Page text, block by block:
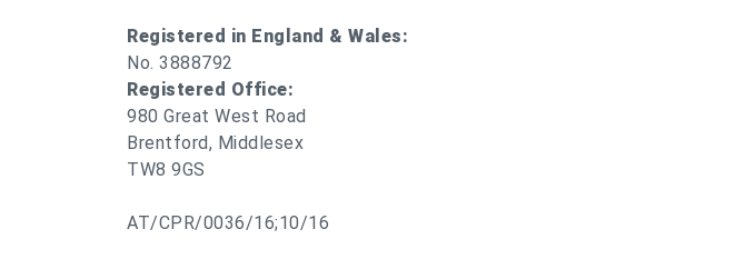
Registered in England & Wales:
No. 3888792
Registered Office:
980 Great West Road
Brentford, Middlesex
TW8 9GS
AT/CPR/0036/16;10/16